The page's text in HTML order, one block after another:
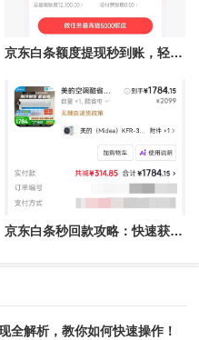
京东白条额度提现秒到账，轻松解决资金周转难题
京东白条秒回款攻略：快速获取资金的详细指南
全解析，教你如何快速操作！